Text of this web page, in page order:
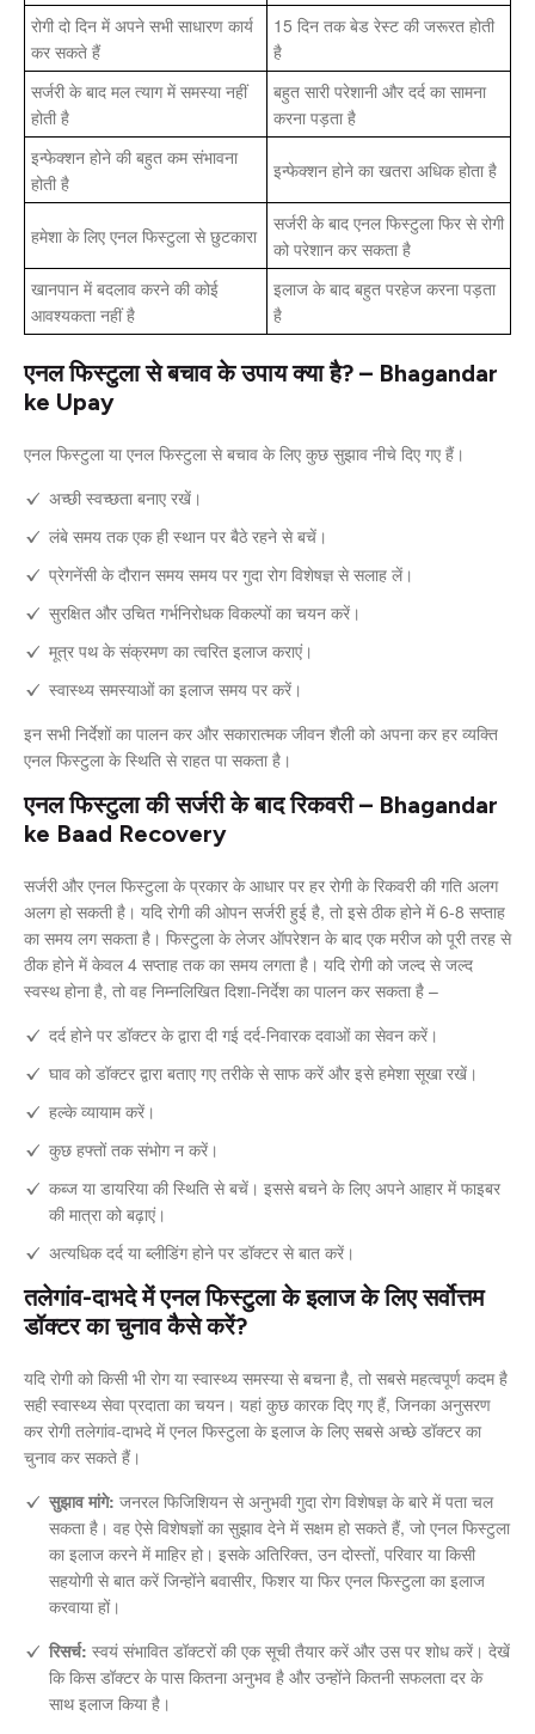
रोगी दो दिन में अपने सभी साधारण कार्य
कर सकते हैं
15 दिन तक बेड रेस्ट की जरूरत होती
है
सर्जरी के बाद मल त्याग में समस्या नहीं
होती है
बहुत सारी परेशानी और दर्द का सामना
करना पड़ता है
इन्फेक्शन होने की बहुत कम संभावना
होती है
इन्फेक्शन होने का खतरा अधिक होता है
हमेशा के लिए एनल फिस्टुला से छुटकारा
सर्जरी के बाद एनल फिस्टुला फिर से रोगी
को परेशान कर सकता है
खानपान में बदलाव करने की कोई
आवश्यकता नहीं है
इलाज के बाद बहुत परहेज करना पड़ता
है
एनल फिस्टुला से बचाव के उपाय क्या है? – Bhagandar
ke Upay
एनल फिस्टुला या एनल फिस्टुला से बचाव के लिए कुछ सुझाव नीचे दिए गए हैं।
अच्छी स्वच्छता बनाए रखें।
लंबे समय तक एक ही स्थान पर बैठे रहने से बचें।
प्रेगनेंसी के दौरान समय समय पर गुदा रोग विशेषज्ञ से सलाह लें।
सुरक्षित और उचित गर्भनिरोधक विकल्पों का चयन करें।
मूत्र पथ के संक्रमण का त्वरित इलाज कराएं।
स्वास्थ्य समस्याओं का इलाज समय पर करें।
इन सभी निर्देशों का पालन कर और सकारात्मक जीवन शैली को अपना कर हर व्यक्ति
एनल फिस्टुला के स्थिति से राहत पा सकता है।
एनल फिस्टुला की सर्जरी के बाद रिकवरी – Bhagandar
ke Baad Recovery
सर्जरी और एनल फिस्टुला के प्रकार के आधार पर हर रोगी के रिकवरी की गति अलग
अलग हो सकती है। यदि रोगी की ओपन सर्जरी हुई है, तो इसे ठीक होने में 6-8 सप्ताह
का समय लग सकता है। फिस्टुला के लेजर ऑपरेशन के बाद एक मरीज को पूरी तरह से
ठीक होने में केवल 4 सप्ताह तक का समय लगता है। यदि रोगी को जल्द से जल्द
स्वस्थ होना है, तो वह निम्नलिखित दिशा-निर्देश का पालन कर सकता है –
दर्द होने पर डॉक्टर के द्वारा दी गई दर्द-निवारक दवाओं का सेवन करें।
घाव को डॉक्टर द्वारा बताए गए तरीके से साफ करें और इसे हमेशा सूखा रखें।
हल्के व्यायाम करें।
कुछ हफ्तों तक संभोग न करें।
कब्ज या डायरिया की स्थिति से बचें। इससे बचने के लिए अपने आहार में फाइबर
की मात्रा को बढ़ाएं।
अत्यधिक दर्द या ब्लीडिंग होने पर डॉक्टर से बात करें।
तलेगांव-दाभदे में एनल फिस्टुला के इलाज के लिए सर्वोत्तम
डॉक्टर का चुनाव कैसे करें?
यदि रोगी को किसी भी रोग या स्वास्थ्य समस्या से बचना है, तो सबसे महत्वपूर्ण कदम है
सही स्वास्थ्य सेवा प्रदाता का चयन। यहां कुछ कारक दिए गए हैं, जिनका अनुसरण
कर रोगी तलेगांव-दाभदे में एनल फिस्टुला के इलाज के लिए सबसे अच्छे डॉक्टर का
चुनाव कर सकते हैं।
सुझाव मांगे: जनरल फिजिशियन से अनुभवी गुदा रोग विशेषज्ञ के बारे में पता चल
सकता है। वह ऐसे विशेषज्ञों का सुझाव देने में सक्षम हो सकते हैं, जो एनल फिस्टुला
का इलाज करने में माहिर हो। इसके अतिरिक्त, उन दोस्तों, परिवार या किसी
सहयोगी से बात करें जिन्होंने बवासीर, फिशर या फिर एनल फिस्टुला का इलाज
करवाया हों।
रिसर्च: स्वयं संभावित डॉक्टरों की एक सूची तैयार करें और उस पर शोध करें। देखें
कि किस डॉक्टर के पास कितना अनुभव है और उन्होंने कितनी सफलता दर के
साथ इलाज किया है।